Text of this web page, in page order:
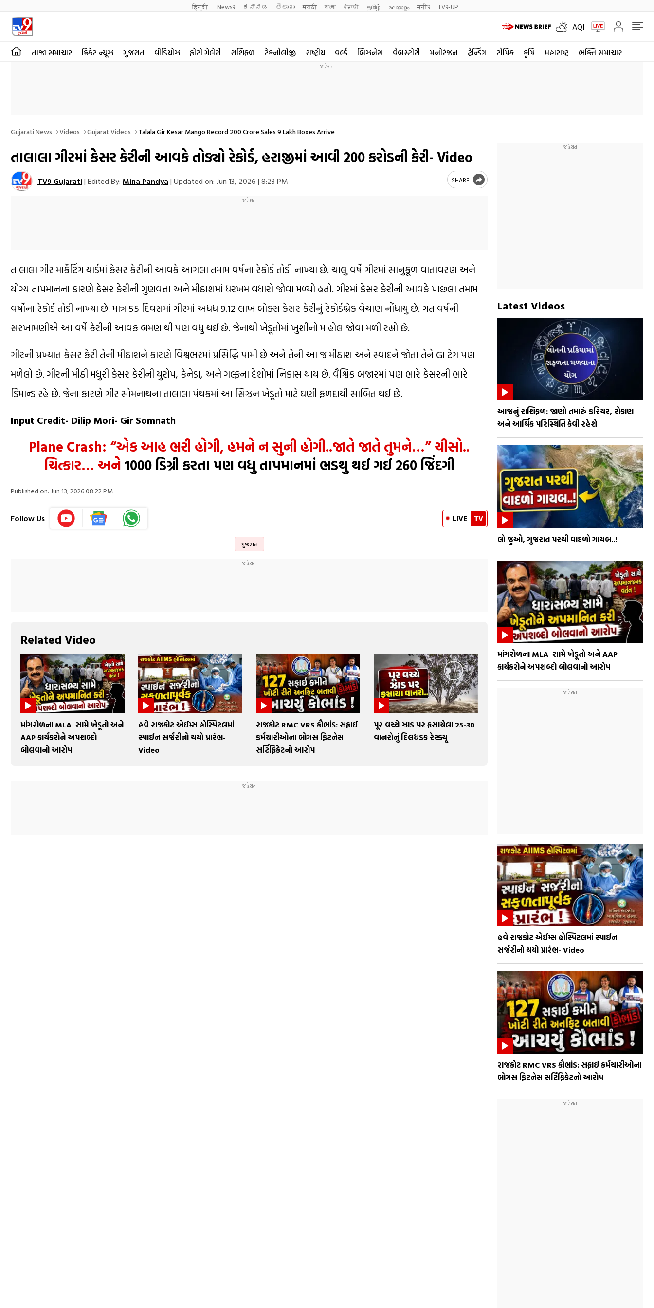
हिन्दी News9 ಕನ್ನಡ తెలుగు मराठी বাংলা ਪੰਜਾਬੀ தமிழ் മലയാളം मनी9 TV9-UP
AQI
તાજા સમાચાર ક્રિકેટ ન્યૂઝ ગુજરાત વીડિયોઝ ફોટો ગેલેરી રાશિફળ ટેકનોલોજી રાષ્ટ્રીય વર્લ્ડ બિઝનેસ વેબસ્ટોરી મનોરંજન ટ્રેન્ડિંગ ટોપિક કૃષિ મહારાષ્ટ્ર ભક્તિ સમાચાર
Gujarati News Videos Gujarat Videos Talala Gir Kesar Mango Record 200 Crore Sales 9 Lakh Boxes Arrive
તાલાલા ગીરમાં કેસર કેરીની આવકે તોડ્યો રેકોર્ડ, હરાજીમાં આવી 200 કરોડની કેરી- Video
TV9 Gujarati | Edited By: Mina Pandya | Updated on: Jun 13, 2026 | 8:23 PM SHARE
તાલાલા ગીર માર્કેટિંગ યાર્ડમાં કેસર કેરીની આવકે આગલા તમામ વર્ષના રેકોર્ડ તોડી નાખ્યા છે. ચાલુ વર્ષે ગીરમાં સાનુકૂળ વાતાવરણ અને
યોગ્ય તાપમાનના કારણે કેસર કેરીની ગુણવત્તા અને મીઠાશમાં ધરખમ વધારો જોવા મળ્યો હતો. ગીરમાં કેસર કેરીની આવકે પાછલા તમામ
વર્ષોના રેકોર્ડ તોડી નાખ્યા છે. માત્ર 55 દિવસમાં ગીરમાં અધધ 9.12 લાખ બોક્સ કેસર કેરીનું રેકોર્ડબ્રેક વેચાણ નોંધાયુ છે. ગત વર્ષની
સરખામણીએ આ વર્ષે કેરીની આવક બમણાથી પણ વધુ થઈ છે. જેનાથી ખેડૂતોમાં ખુશીનો માહોલ જોવા મળી રહ્યો છે.
ગીરની પ્રખ્યાત કેસર કેરી તેની મીઠાશને કારણે વિશ્વભરમાં પ્રસિદ્ધિ પામી છે અને તેની આ જ મીઠાશ અને સ્વાદને જોતા તેને GI ટેગ પણ
મળેલો છે. ગીરની મીઠી મધુરી કેસર કેરીની યુરોપ, કેનેડા, અને ગલ્ફના દેશોમાં નિકાસ થાય છે. વૈશ્વિક બજારમાં પણ ભારે કેસરની ભારે
ડિમાન્ડ રહે છે. જેના કારણે ગીર સોમનાથના તાલાલા પંથકમાં આ સિઝન ખેડૂતો માટે ઘણી ફળદાયી સાબિત થઈ છે.
Input Credit- Dilip Mori- Gir Somnath
Plane Crash: “એક આહ ભરી હોગી, હમને ન સુની હોગી..જાતે જાતે તુમને…” ચીસો..
ચિત્કાર… અને1000 ડિગ્રી કરતા પણ વધુ તાપમાનમાં ભડથુ થઈ ગઈ 260 જિંદગી
Published on: Jun 13, 2026 08:22 PM
Follow Us LIVE TV
ગુજરાત
Related Video
માંગરોળના MLA સામે ખેડૂતો અને
AAP કાર્યકરોને અપશબ્દો
બોલવાનો આરોપ
હવે રાજકોટ એઈમ્સ હોસ્પિટલમાં
સ્પાઈન સર્જરીનો થયો પ્રારંભ-
Video
રાજકોટ RMC VRS કૌભાંડ: સફાઈ
કર્મચારીઓના બોગસ ફિટનેસ
સર્ટિફિકેટનો આરોપ
પૂર વચ્ચે ઝાડ પર ફસાયેલા 25-30
વાનરોનું દિલધડક રેસ્ક્યૂ
Latest Videos
આજનું રાશિફળ: જાણો તમારું કરિયર, રોકાણ
અને આર્થિક પરિસ્થિતિ કેવી રહેશે
લો જુઓ, ગુજરાત પરથી વાદળો ગાયબ..!
માંગરોળના MLA સામે ખેડૂતો અને AAP
કાર્યકરોને અપશબ્દો બોલવાનો આરોપ
હવે રાજકોટ એઈમ્સ હોસ્પિટલમાં સ્પાઈન
સર્જરીનો થયો પ્રારંભ- Video
રાજકોટ RMC VRS કૌભાંડ: સફાઈ કર્મચારીઓના
બોગસ ફિટનેસ સર્ટિફિકેટનો આરોપ